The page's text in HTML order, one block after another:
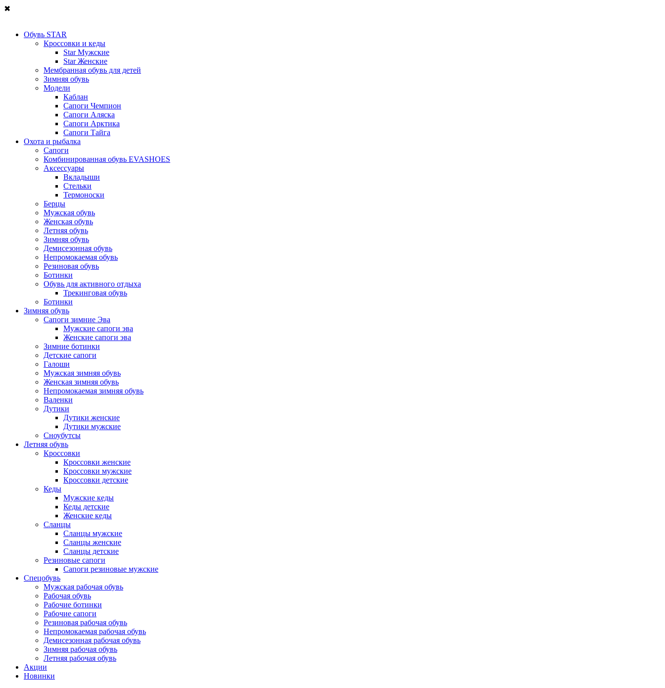
✖
Обувь STAR
Кроссовки и кеды
Star Мужские
Star Женские
Мембранная обувь для детей
Зимняя обувь
Модели
Каблан
Сапоги Чемпион
Сапоги Аляска
Сапоги Арктика
Сапоги Тайга
Охота и рыбалка
Сапоги
Комбинированная обувь EVASHOES
Аксессуары
Вкладыши
Стельки
Термоноски
Берцы
Мужская обувь
Женская обувь
Летняя обувь
Зимняя обувь
Демисезонная обувь
Непромокаемая обувь
Резиновая обувь
Ботинки
Обувь для активного отдыха
Трекинговая обувь
Ботинки
Зимняя обувь
Сапоги зимние Эва
Мужские сапоги эва
Женские сапоги эва
Зимние ботинки
Детские сапоги
Галоши
Мужская зимняя обувь
Женская зимняя обувь
Непромокаемая зимняя обувь
Валенки
Дутики
Дутики женские
Дутики мужские
Сноубутсы
Летняя обувь
Кроссовки
Кроссовки женские
Кроссовки мужские
Кроссовки детские
Кеды
Мужские кеды
Кеды детские
Женские кеды
Сланцы
Сланцы мужские
Сланцы женские
Сланцы детские
Резиновые сапоги
Сапоги резиновые мужские
Спецобувь
Мужская рабочая обувь
Рабочая обувь
Рабочие ботинки
Рабочие сапоги
Резиновая рабочая обувь
Непромокаемая рабочая обувь
Демисезонная рабочая обувь
Зимняя рабочая обувь
Летняя рабочая обувь
Акции
Новинки